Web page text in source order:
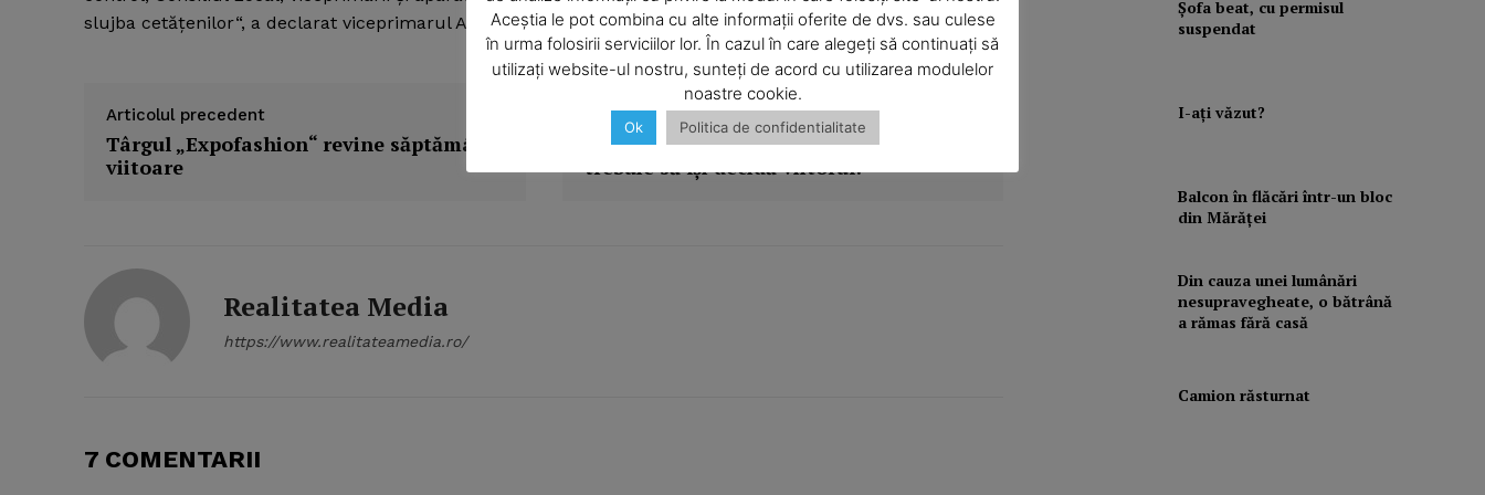
SUBSCRIBE NOW
Contact us
Subscription Plans
My account
slujba cetăţenilor“, a declarat viceprimarul Aurelia Simionică. (Ioana CALIŢCHO)
Articolul precedent
Târgul „Expofashion“ revine săptămâna
viitoare
Articolul următor
Cozmanciuc: Judeţul Neamţ şi Moldova
trebuie să îşi decidă viitorul!
Realitatea Media
https://www.realitateamedia.ro/
7 COMENTARII
Şofa beat, cu permisul
suspendat
I-aţi văzut?
Balcon în flăcări într-un bloc
din Mărăţei
Din cauza unei lumânări
nesupravegheate, o bătrână
a rămas fără casă
Camion răsturnat
Aceștia le pot combina cu alte informații oferite de dvs. sau culese
în urma folosirii serviciilor lor. În cazul în care alegeți să continuați să
utilizați website-ul nostru, sunteți de acord cu utilizarea modulelor
noastre cookie.
Ok Politica de confidentialitate